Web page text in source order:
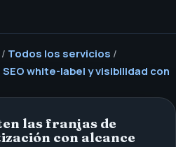
/ Todos los servicios /
white-label y visibilidad con
las franjas de
con alcance